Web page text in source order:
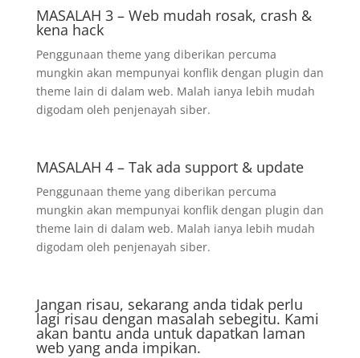
MASALAH 3 – Web mudah rosak, crash &
kena hack
Penggunaan theme yang diberikan percuma
mungkin akan mempunyai konflik dengan plugin dan
theme lain di dalam web. Malah ianya lebih mudah
digodam oleh penjenayah siber.
MASALAH 4 – Tak ada support & update
Penggunaan theme yang diberikan percuma
mungkin akan mempunyai konflik dengan plugin dan
theme lain di dalam web. Malah ianya lebih mudah
digodam oleh penjenayah siber.
Jangan risau, sekarang anda tidak perlu
lagi risau dengan masalah sebegitu. Kami
akan bantu anda untuk dapatkan laman
web yang anda impikan.